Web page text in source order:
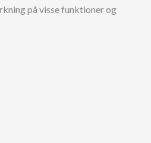
på visse funktioner og